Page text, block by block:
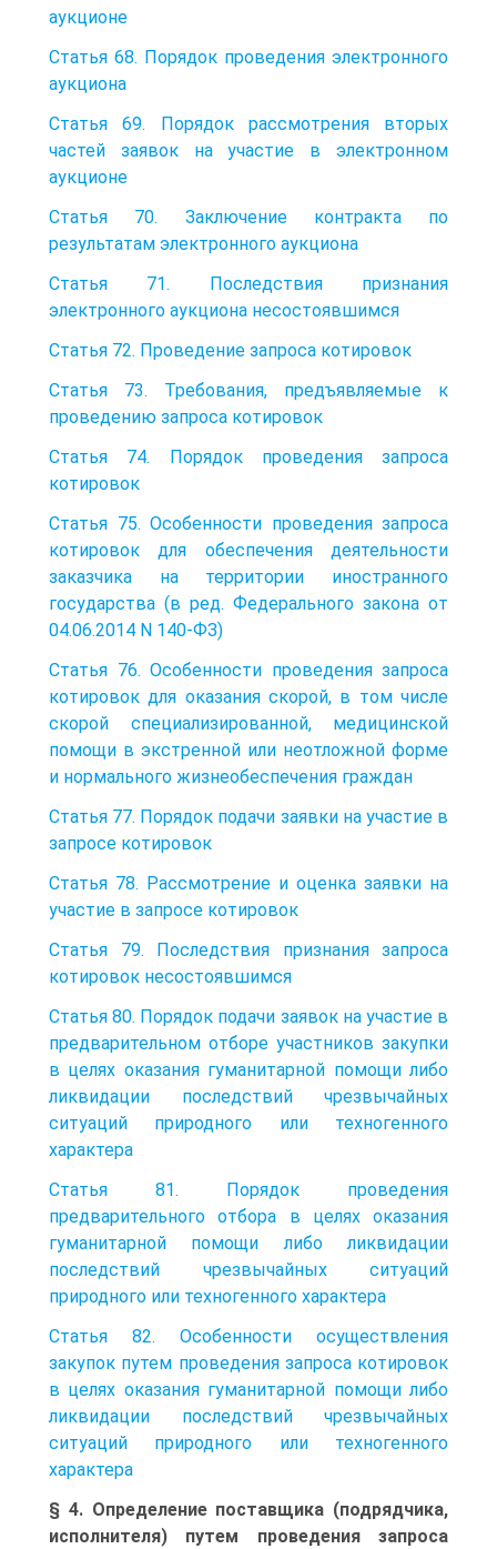
аукционе
Статья 68. Порядок проведения электронного
аукциона
Статья 69. Порядок рассмотрения вторых
частей заявок на участие в электронном
аукционе
Статья 70. Заключение контракта по
результатам электронного аукциона
Статья 71. Последствия признания
электронного аукциона несостоявшимся
Статья 72. Проведение запроса котировок
Статья 73. Требования, предъявляемые к
проведению запроса котировок
Статья 74. Порядок проведения запроса
котировок
Статья 75. Особенности проведения запроса
котировок для обеспечения деятельности
заказчика на территории иностранного
государства (в ред. Федерального закона от
04.06.2014 N 140-ФЗ)
Статья 76. Особенности проведения запроса
котировок для оказания скорой, в том числе
скорой специализированной, медицинской
помощи в экстренной или неотложной форме
и нормального жизнеобеспечения граждан
Статья 77. Порядок подачи заявки на участие в
запросе котировок
Статья 78. Рассмотрение и оценка заявки на
участие в запросе котировок
Статья 79. Последствия признания запроса
котировок несостоявшимся
Статья 80. Порядок подачи заявок на участие в
предварительном отборе участников закупки
в целях оказания гуманитарной помощи либо
ликвидации последствий чрезвычайных
ситуаций природного или техногенного
характера
Статья 81. Порядок проведения
предварительного отбора в целях оказания
гуманитарной помощи либо ликвидации
последствий чрезвычайных ситуаций
природного или техногенного характера
Статья 82. Особенности осуществления
закупок путем проведения запроса котировок
в целях оказания гуманитарной помощи либо
ликвидации последствий чрезвычайных
ситуаций природного или техногенного
характера
§ 4. Определение поставщика (подрядчика,
исполнителя) путем проведения запроса